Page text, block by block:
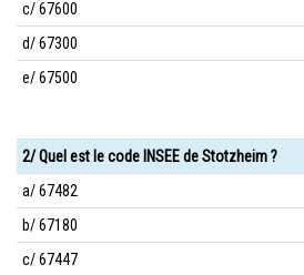
c/ 67600
d/ 67300
e/ 67500
2/ Quel est le code INSEE de Stotzheim ?
a/ 67482
b/ 67180
c/ 67447